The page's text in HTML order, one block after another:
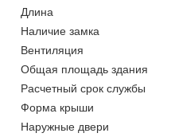
Длина
Наличие замка
Вентиляция
Общая площадь здания
Расчетный срок службы
Форма крыши
Наружные двери